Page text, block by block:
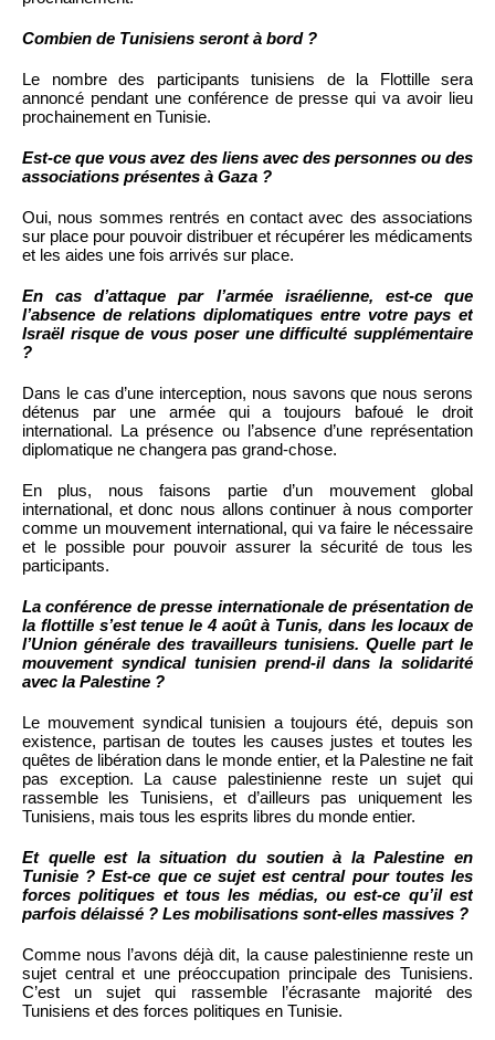
Combien de Tunisiens seront à bord ?
Le nombre des participants tunisiens de la Flottille sera
annoncé pendant une conférence de presse qui va avoir lieu
prochainement en Tunisie.
Est-ce que vous avez des liens avec des personnes ou des
associations présentes à Gaza ?
Oui, nous sommes rentrés en contact avec des associations
sur place pour pouvoir distribuer et récupérer les médicaments
et les aides une fois arrivés sur place.
En cas d’attaque par l’armée israélienne, est-ce que
l’absence de relations diplomatiques entre votre pays et
Israël risque de vous poser une difficulté supplémentaire
?
Dans le cas d’une interception, nous savons que nous serons
détenus par une armée qui a toujours bafoué le droit
international. La présence ou l’absence d’une représentation
diplomatique ne changera pas grand-chose.
En plus, nous faisons partie d’un mouvement global
international, et donc nous allons continuer à nous comporter
comme un mouvement international, qui va faire le nécessaire
et le possible pour pouvoir assurer la sécurité de tous les
participants.
La conférence de presse internationale de présentation de
la flottille s’est tenue le 4 août à Tunis, dans les locaux de
l’Union générale des travailleurs tunisiens. Quelle part le
mouvement syndical tunisien prend-il dans la solidarité
avec la Palestine ?
Le mouvement syndical tunisien a toujours été, depuis son
existence, partisan de toutes les causes justes et toutes les
quêtes de libération dans le monde entier, et la Palestine ne fait
pas exception. La cause palestinienne reste un sujet qui
rassemble les Tunisiens, et d’ailleurs pas uniquement les
Tunisiens, mais tous les esprits libres du monde entier.
Et quelle est la situation du soutien à la Palestine en
Tunisie ? Est-ce que ce sujet est central pour toutes les
forces politiques et tous les médias, ou est-ce qu’il est
parfois délaissé ? Les mobilisations sont-elles massives ?
Comme nous l’avons déjà dit, la cause palestinienne reste un
sujet central et une préoccupation principale des Tunisiens.
C’est un sujet qui rassemble l’écrasante majorité des
Tunisiens et des forces politiques en Tunisie.